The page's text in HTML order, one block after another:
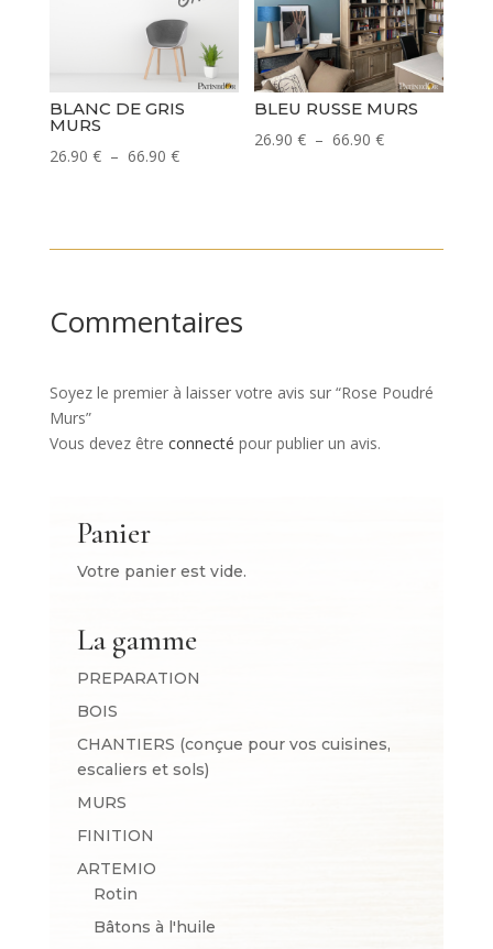
66.90 € 66.90 €
BLANC DE GRIS
MURS
26.90 € – 66.90 €Plage
BLEU RUSSE MURS
26.90€ – 66.90€Plage
à
Commentaires
Soyez le premier à laisser votre avis sur “Rose Poudré
Murs”
Vous devez être connecté pour publier un avis.
Panier
Votre panier est vide.
La gamme
PREPARATION
BOIS
CHANTIERS (conçue pour vos cuisines,
escaliers et sols)
MURS
FINITION
ARTEMIO
Rotin
Bâtons à l'huile